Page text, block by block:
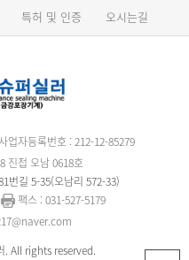
특허 및 인증 오시는길
업자등록번호 : 212-12-85279
진접 오남 0618호
번길 5-35(오남리 572-33)
팩스 : 031-527-5179
. All rights reserved.